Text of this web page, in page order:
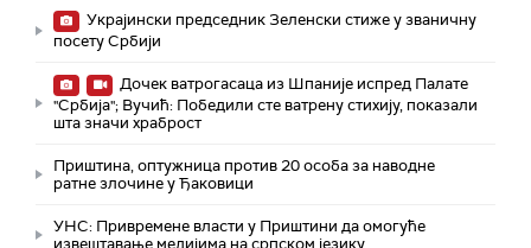
Украјински председник Зеленски стиже у званичну
посету Србији
Дочек ватрогасаца из Шпаније испред Палате
"Србија"; Вучић: Победили сте ватрену стихију, показали
шта значи храброст
Приштина, оптужница против 20 особа за наводне
ратне злочине у Ђаковици
УНС: Привремене власти у Приштини да омогуће